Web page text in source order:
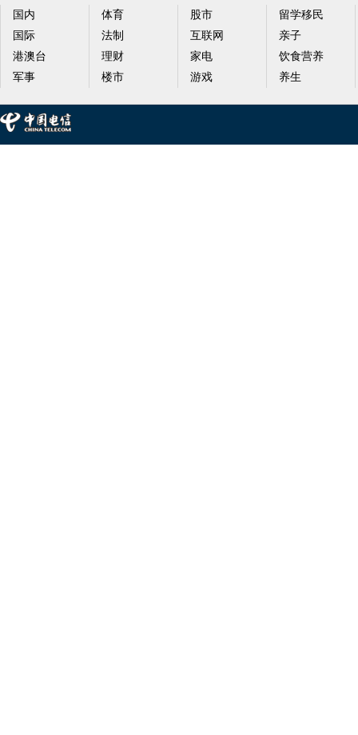
国内
国际
港澳台
军事
体育
法制
理财
楼市
股市
互联网
家电
游戏
留学移民
亲子
饮食营养
养生